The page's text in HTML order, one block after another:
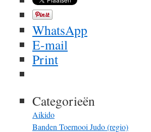
WhatsApp
E-mail
Print
Categorieën
Aikido
Banden Toernooi Judo (regio)